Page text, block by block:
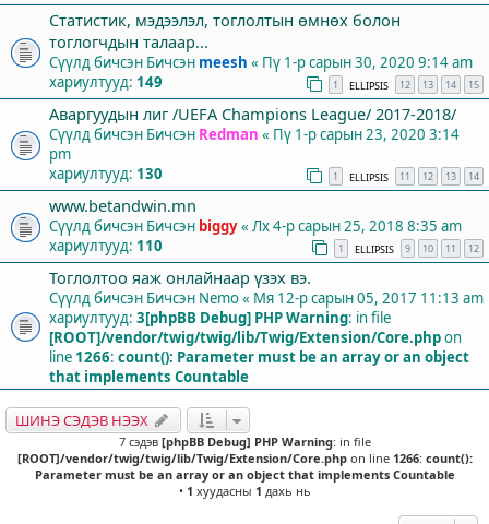
Статистик, мэдээлэл, тоглолтын өмнөх болон
тоглогчдын талаар...
Сүүлд бичсэн Бичсэн meesh « Пү 1-р сарын 30, 2020 9:14 am
хариултууд: 149 1 ELLIPSIS 12 13 14 15
Аваргуудын лиг /UEFA Champions League/ 2017-2018/
Сүүлд бичсэн Бичсэн Redman « Пү 1-р сарын 23, 2020 3:14
pm
хариултууд: 130 1 ELLIPSIS 11 12 13 14
www.betandwin.mn
Сүүлд бичсэн Бичсэн biggy« Лх 4-р сарын 25, 2018 8:35 am
хариултууд: 110 1 ELLIPSIS 9 10 11 12
Тоглолтоо яаж онлайнаар үзэх вэ.
Сүүлд бичсэн Бичсэн Nemo« Мя 12-р сарын 05, 2017 11:13 am
хариултууд: 3[phpBB Debug] PHP Warning: in file
[ROOT]/vendor/twig/twig/lib/Twig/Extension/Core.phpon
line 1266: count(): Parameter must be an array or an object
that implements Countable
ШИНЭ СЭДЭВ НЭЭХ
7 сэдэв [phpBB Debug] PHP Warning: in file
[ROOT]/vendor/twig/twig/lib/Twig/Extension/Core.phpon line 1266: count():
Parameter must be an array or an object that implements Countable
• 1 хуудасны 1 дахь нь